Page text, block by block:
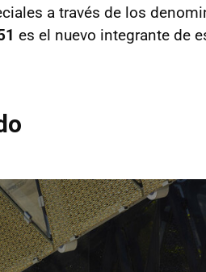
a través de los
es el nuevo integrante de